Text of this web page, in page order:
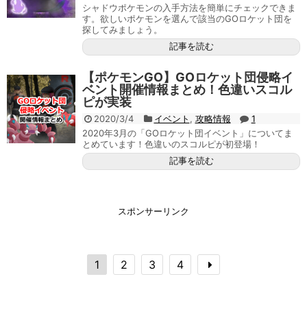
シャドウポケモンの入手方法を簡単にチェックできま
す。欲しいポケモンを選んで該当のGOロケット団を
探してみましょう。
記事を読む
【ポケモンGO】GOロケット団侵略イ
ベント開催情報まとめ！色違いスコル
ピが実装
2020/3/4 イベント , 攻略情報
1
2020年3月の「GOロケット団イベント」についてま
とめています！色違いのスコルピが初登場！
記事を読む
スポンサーリンク
1 2 3 4